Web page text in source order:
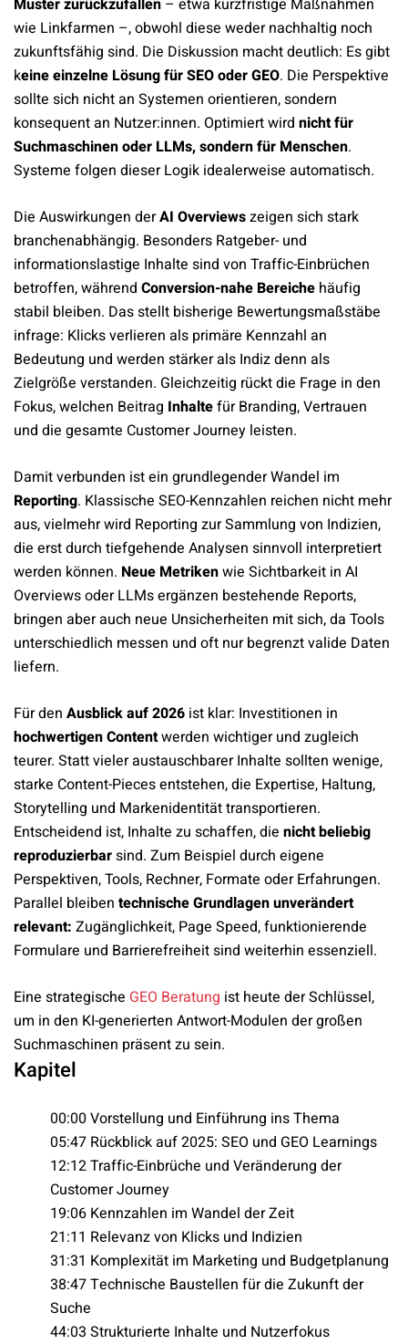
Muster zurückzufallen – etwa kurzfristige Maßnahmen
wie Linkfarmen –, obwohl diese weder nachhaltig noch
zukunftsfähig sind. Die Diskussion macht deutlich: Es gibt
keine einzelne Lösung für SEO oder GEO. Die Perspektive
sollte sich nicht an Systemen orientieren, sondern
konsequent an Nutzer:innen. Optimiert wird nicht für
Suchmaschinen oder LLMs, sondern für Menschen.
Systeme folgen dieser Logik idealerweise automatisch.
Die Auswirkungen derAI Overviewszeigen sich stark
branchenabhängig. Besonders Ratgeber- und
informationslastige Inhalte sind von Traffic-Einbrüchen
betroffen, während Conversion-nahe Bereiche häufig
stabil bleiben. Das stellt bisherige Bewertungsmaßstäbe
infrage: Klicks verlieren als primäre Kennzahl an
Bedeutung und werden stärker als Indiz denn als
Zielgröße verstanden. Gleichzeitig rückt die Frage in den
Fokus, welchen Beitrag Inhaltefür Branding, Vertrauen
und die gesamte Customer Journey leisten.
Damit verbunden ist ein grundlegender Wandel im
Reporting. Klassische SEO-Kennzahlen reichen nicht mehr
aus, vielmehr wird Reporting zur Sammlung von Indizien,
die erst durch tiefgehende Analysen sinnvoll interpretiert
werden können. Neue Metrikenwie Sichtbarkeit in AI
Overviews oder LLMs ergänzen bestehende Reports,
bringen aber auch neue Unsicherheiten mit sich, da Tools
unterschiedlich messen und oft nur begrenzt valide Daten
liefern.
Für den Ausblick auf 2026 ist klar: Investitionen in
hochwertigen Contentwerden wichtiger und zugleich
teurer. Statt vieler austauschbarer Inhalte sollten wenige,
starke Content-Pieces entstehen, die Expertise, Haltung,
Storytelling und Markenidentität transportieren.
Entscheidend ist, Inhalte zu schaffen, die nicht beliebig
reproduzierbarsind. Zum Beispiel durch eigene
Perspektiven, Tools, Rechner, Formate oder Erfahrungen.
Parallel bleiben technische Grundlagen unverändert
relevant: Zugänglichkeit, Page Speed, funktionierende
Formulare und Barrierefreiheit sind weiterhin essenziell.
Eine strategische GEO Beratung ist heute der Schlüssel,
um in den KI-generierten Antwort-Modulen der großen
Suchmaschinen präsent zu sein.
Kapitel
00:00 Vorstellung und Einführung ins Thema
05:47 Rückblick auf 2025: SEO und GEO Learnings
12:12 Traffic-Einbrüche und Veränderung der
Customer Journey
19:06 Kennzahlen im Wandel der Zeit
21:11 Relevanz von Klicks und Indizien
31:31 Komplexität im Marketing und Budgetplanung
38:47 Technische Baustellen für die Zukunft der
Suche
44:03 Strukturierte Inhalte und Nutzerfokus